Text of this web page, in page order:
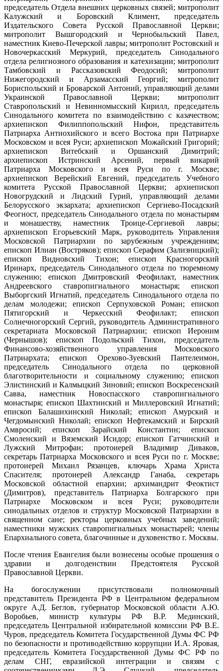
председатель Отдела внешних церковных связей; митрополит
Калужский и Боровский Климент, председатель
Издательского Совета Русской Православной Церкви;
митрополит Вышгородский и Чернобыльский Павел,
наместник Киево-Печерской лавры; митрополит Ростовский и
Новочеркасский Меркурий, председатель Синодального
отдела религиозного образования и катехизации; митрополит
Тамбовский и Рассказовский Феодосий; митрополит
Нижегородский и Арзамасский Георгий; митрополит
Бориспольский и Броварской Антоний, управляющий делами
Украинской Православной Церкви; митрополит
Ставропольский и Невинномысский Кирилл, председатель
Синодального комитета по взаимодействию с казачеством;
архиепископ Филиппопольский Нифон, представитель
Патриарха Антиохийского и всего Востока при Патриархе
Московском и всея Руси; архиепископ Можайский Григорий;
архиепископ Витебский и Оршанский Димитрий;
архиепископ Истринский Арсений, первый викарий
Патриарха Московского и всея Руси по г. Москве;
архиепископ Верейский Евгений, председатель Учебного
комитета Русской Православной Церкви; архиепископ
Новогрудский и Лидский Гурий, управляющий делами
Белорусского экзархата; архиепископ Сергиево-Посадский
Феогност, председатель Синодального отдела по монастырям
и монашеству, наместник Троице-Сергиевой лавры;
архиепископ Егорьевский Марк, руководитель Управления
Московской Патриархии по зарубежным учреждениям;
епископ Илиан (Востряков); епископ Серафим (Зализницкий);
епископ Видновский Тихон; епископ Красногорский
Иринарх, председатель Синодального отдела по тюремному
служению; епископ Дмитровский Феофилакт, наместник
Андреевского ставропигиального монастыря; епископ
Выборгский Игнатий, председатель Синодального отдела по
делам молодежи; епископ Серпуховской Роман; епископ
Пятигорский и Черкесский Феофилакт; епископ
Солнечногорский Сергий, руководитель Административного
секретариата Московской Патриархии; епископ Иероним
(Чернышов); епископ Подольский Тихон, председатель
Финансово-хозяйственного управления Московского
Патриархата; епископ Орехово-Зуевский Пантелеимон,
председатель Синодального отдела по церковной
благотворительности и социальному служению; епископ
Элистинский и Калмыцкий Зиновий; епископ Воскресенский
Савва, наместник Новоспасского ставропигиального
монастыря; епископ Шахтинский и Миллеровский Игнатий;
епископ Балашихинский Николай; епископ Амурский и
Чегдомынский Николай; епископ Нефтекамский и Бирский
Амвросий; епископ Зарайский Константин; епископ
Смоленский и Вяземский Исидор; епископ Гатчинский и
Лужский Митрофан; протоиерей Владимир Диваков,
секретарь Патриарха Московского и всея Руси по г. Москве;
протоиерей Михаил Рязанцев, ключарь Храма Христа
Спасителя; протоиерей Александр Ганаба, секретарь
Московской областной епархии; архимандрит Феоктист
(Димитров), представитель Патриарха Болгарского при
Патриархе Московском и всея Руси; руководители
синодальных отделов и структур Московской Патриархии в
священном сане; ректоры церковных учебных заведений;
наместники мужских ставропигиальных монастырей; члены
Епархиального совета, благочинные и духовенство г. Москвы.
После чтения Евангелия были вознесены особые прошения о
здравии и долгоденствии Предстоятеля Русской
Православной Церкви.
На богослужении присутствовали полномочный
представитель Президента РФ в Центральном федеральном
округе А.Д. Беглов, губернатор Московской области А.Ю.
Воробьев, министр культуры РФ В.Р. Мединский,
председатель Центральной избирательной комиссии РФ В.Е.
Чуров, председатель Комитета Государственной Думы ФС РФ
по безопасности и противодействию коррупции И.А. Яровая,
председатель Комитета Государственной Думы ФС РФ по
делам СНГ, евразийской интеграции и связям с